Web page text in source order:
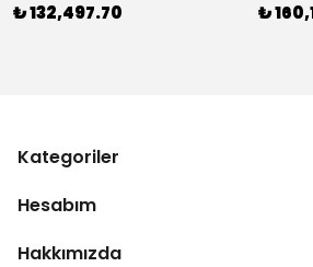
₺ 132,497.70 ₺
Kategoriler
Hesabım
Hakkımızda